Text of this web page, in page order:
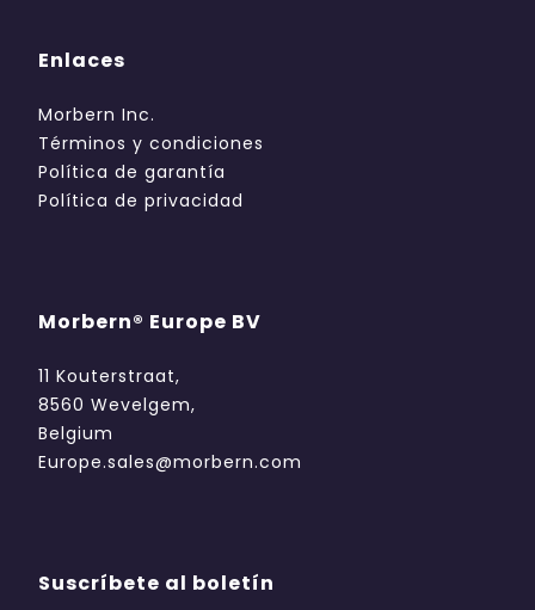
Enlaces
Morbern Inc.
Términos y condiciones
Política de garantía
Política de privacidad
Morbern® Europe BV
11 Kouterstraat,
8560 Wevelgem,
Belgium
Europe.sales@morbern.com
Suscríbete al boletín